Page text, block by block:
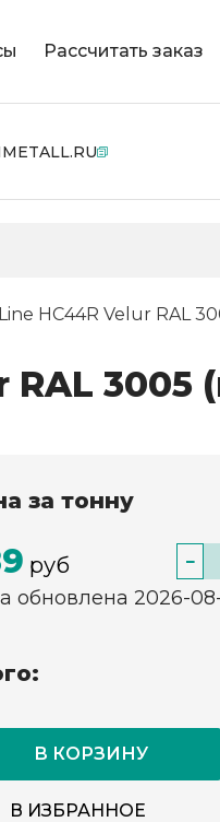
Рассчитать заказ
НС44R Velur RAL
3005
за тонну
руб −
обновлена 2026-
В КОРЗИНУ
В ИЗБРАННОЕ